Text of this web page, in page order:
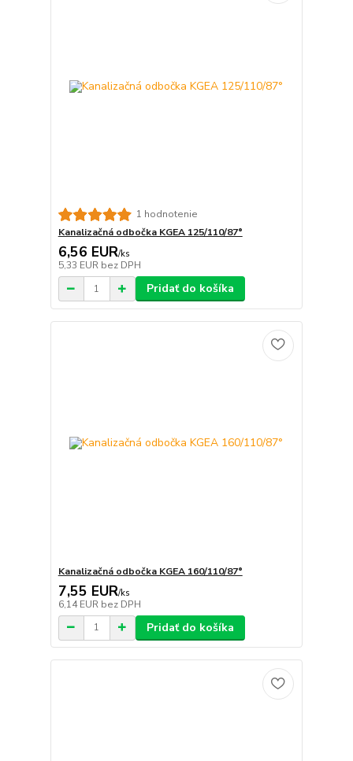
1 hodnotenie
Kanalizačná odbočka KGEA 125/110/87°
6,56 EUR/ks
5,33 EUR bez DPH
Pridať do košíka
Kanalizačná odbočka KGEA 160/110/87°
7,55 EUR/ks
6,14 EUR bez DPH
Pridať do košíka